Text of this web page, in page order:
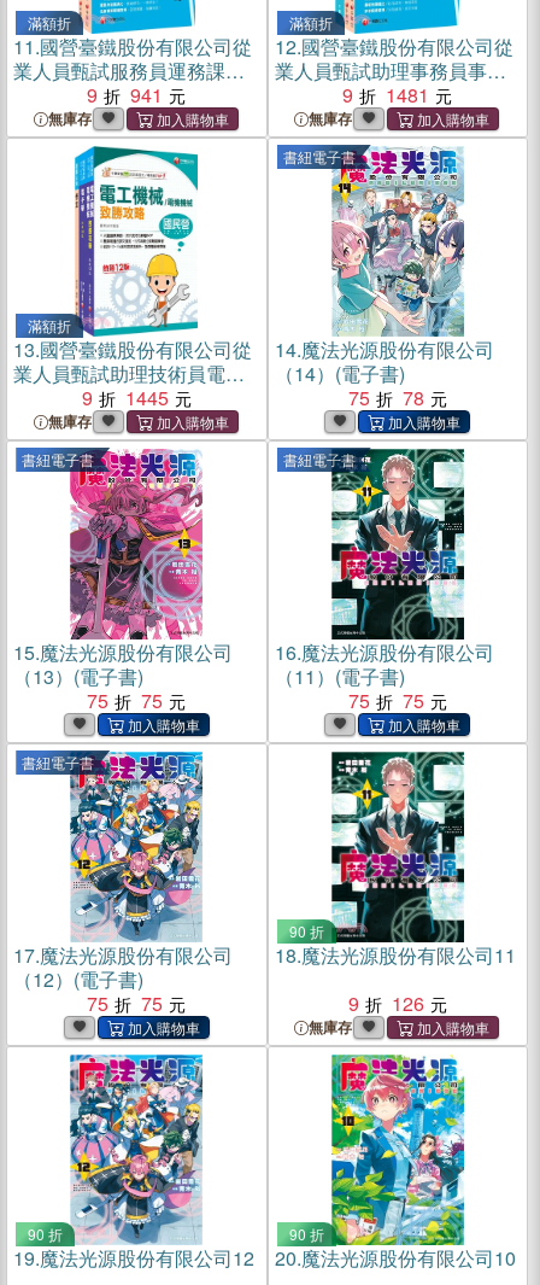
滿額折
11.國營臺鐵股份有限公司從
業人員甄試服務員運務課文
版套書（共二冊）
9 941
無庫存
滿額折
12.國營臺鐵股份有限公司從
業人員甄試助理事務員事務
管理課文版套書（共三冊）
9 1481
無庫存
滿額折
13.國營臺鐵股份有限公司從
業人員甄試助理技術員電務/
電力課文版套書（共三冊）
9 1445
無庫存
書紐電子書
14.魔法光源股份有限公司
（14）(電子書)
75
78
書紐電子書
15.魔法光源股份有限公司
（13）(電子書)
75
75
書紐電子書
16.魔法光源股份有限公司
（11）(電子書)
75
75
書紐電子書
17.魔法光源股份有限公司
（12）(電子書)
75
75
90 折
18.魔法光源股份有限公司11
9
126
無庫存
90 折
19.魔法光源股份有限公司12
90 折
20.魔法光源股份有限公司10